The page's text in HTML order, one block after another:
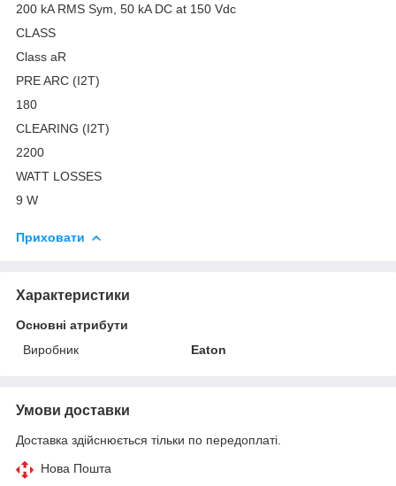
200 kA RMS Sym, 50 kA DC at 150 Vdc
CLASS
Class aR
PRE ARC (I2T)
180
CLEARING (I2T)
2200
WATT LOSSES
9 W
Приховати
Характеристики
Основні атрибути
Виробник
Eaton
Умови доставки
Доставка здійснюється тільки по передоплаті.
Нова Пошта